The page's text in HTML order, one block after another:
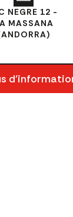
NEGRE 12 -
MASSANA
ANDORRE
EN
EN E-